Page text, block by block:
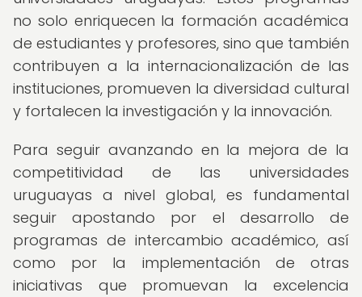
no solo enriquecen la formación académica
de estudiantes y profesores, sino que también
contribuyen a la internacionalización de las
instituciones, promueven la diversidad cultural
y fortalecen la investigación y la innovación.
Para seguir avanzando en la mejora de la
competitividad de las universidades
uruguayas a nivel global, es fundamental
seguir apostando por el desarrollo de
programas de intercambio académico, así
como por la implementación de otras
iniciativas que promuevan la excelencia